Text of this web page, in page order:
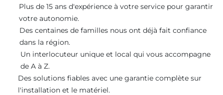
Plus de 15 ans d'expérience à votre service pour garantir
votre autonomie.
Des centaines de familles nous ont déjà fait confiance
dans la région.
Un interlocuteur unique et local qui vous accompagne
de A à Z.
Des solutions fiables avec une garantie complète sur
l'installation et le matériel.